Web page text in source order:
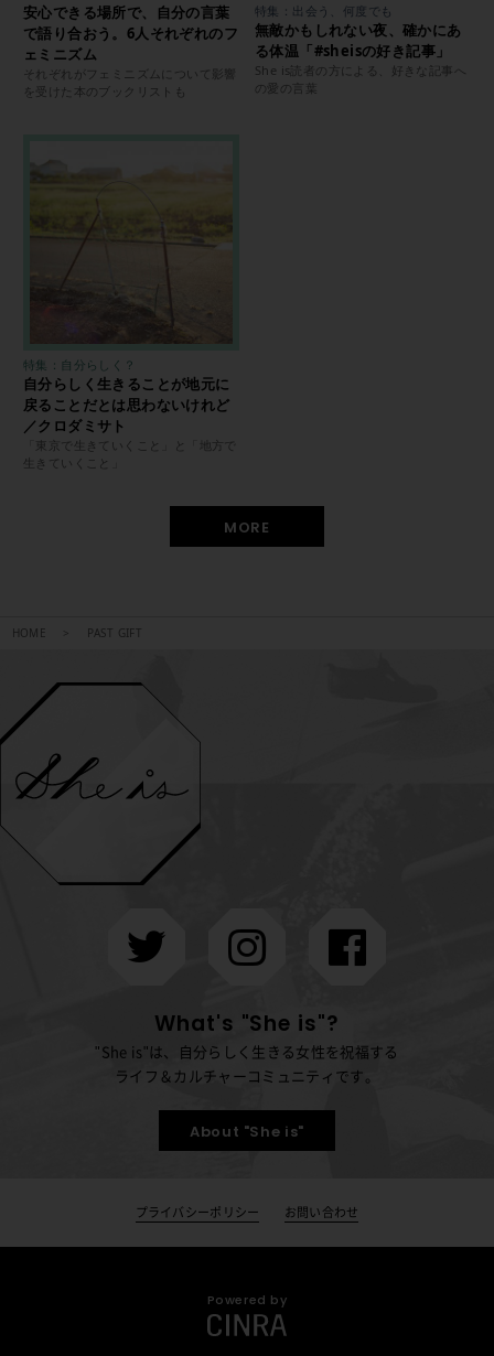
安心できる場所で、自分の言葉
で語り合おう。6人それぞれのフ
ェミニズム
それぞれがフェミニズムについて影響
を受けた本のブックリストも
特集：出会う、何度でも
無敵かもしれない夜、確かにあ
る体温「#sheisの好き記事」
She is読者の方による、好きな記事へ
の愛の言葉
特集：自分らしく？
自分らしく生きることが地元に
戻ることだとは思わないけれど
／クロダミサト
「東京で生きていくこと」と「地方で
生きていくこと」
MORE
HOME PAST GIFT
What's "She is"?
"She is"は、自分らしく生きる女性を祝福する
ライフ＆カルチャーコミュニティです。
About "She is"
プライバシーポリシー お問い合わせ
Powered by